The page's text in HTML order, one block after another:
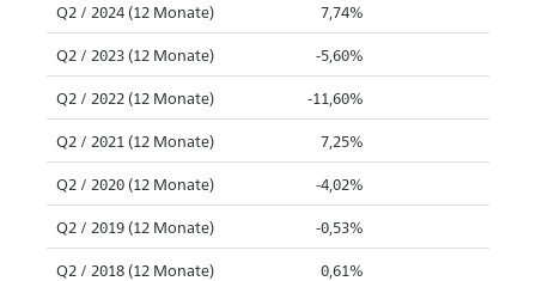
Q2 / 2024 (12 Monate) 7,74%
Q2 / 2023 (12 Monate) -5,60%
Q2 / 2022 (12 Monate) -11,60%
Q2 / 2021 (12 Monate) 7,25%
Q2 / 2020 (12 Monate) -4,02%
Q2 / 2019 (12 Monate) -0,53%
Q2 / 2018 (12 Monate) 0,61%